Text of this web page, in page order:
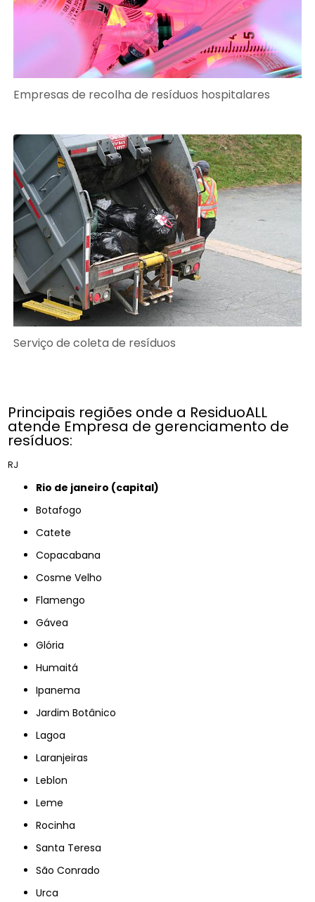
Empresas de recolha de resíduos hospitalares
Serviço de coleta de resíduos
Principais regiões onde a ResiduoALL
atende Empresa de gerenciamento de
resíduos:
RJ
rio de janeiro (capital)
Botafogo
Catete
Copacabana
Cosme Velho
Flamengo
Gávea
Glória
Humaitá
Ipanema
Jardim Botânico
Lagoa
Laranjeiras
Leblon
Leme
Rocinha
Santa Teresa
São Conrado
Urca